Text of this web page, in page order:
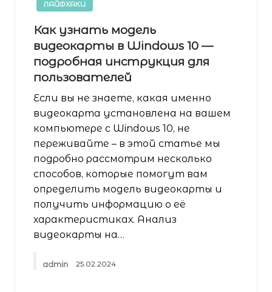
ЛАЙФХАКИ
Как узнать модель
видеокарты в Windows 10 —
подробная инструкция для
пользователей
Если вы не знаете, какая именно
видеокарта установлена на вашем
компьютере с Windows 10, не
переживайте – в этой статье мы
подробно рассмотрим несколько
способов, которые помогут вам
определить модель видеокарты и
получить информацию о её
характеристиках. Анализ
видеокарты на…
admin 25.02.2024